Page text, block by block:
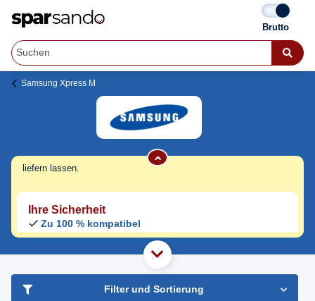
Samsung Xpress M
Samsung Xpress M 2835 DW Premium
Line Toner
Jetzt originale & kompatible Samsung
Xpress M 2835 DW Premium Line Toner
günstig bei Sparsando kaufen.
Den Druckerhersteller und das Druckermodell auf Sparsando.de
auswählen und unkompliziert von zu Hause aus bestellen und
liefern lassen.
Ihre Sicherheit
Zu 100 % kompatibel
Kostenloser Versand
Geld-zurück-Garantie
haben Sie Frage?
Freundlicher Support & BeratungFilter und Sortierung